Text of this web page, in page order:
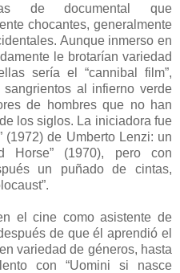
de documental que
chocantes, generalmente
Aunque inmerso en
le brotarían variedad
sería el “cannibal film”,
al infierno verde
de hombres que no han
los siglos. La iniciadora fue
(1972) de Umberto Lenzi: un
Horse” (1970), pero con
un puñado de cintas,
el cine como asistente de
de que él aprendió el
variedad de géneros, hasta
con “Uomini si nasce